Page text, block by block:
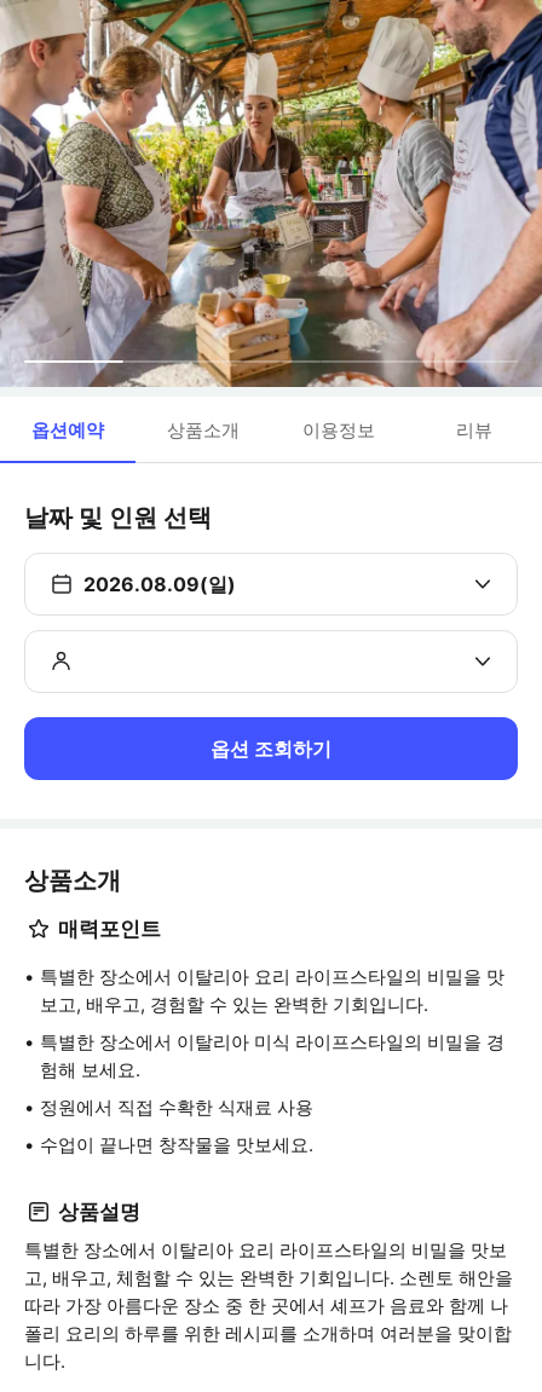
옵션예약 상품소개 이용정보 리뷰
날짜 및 인원 선택
2026.08.09(일)
옵션 조회하기
상품소개
매력포인트
특별한 장소에서 이탈리아 요리 라이프스타일의 비밀을 맛
보고, 배우고, 경험할 수 있는 완벽한 기회입니다.
특별한 장소에서 이탈리아 미식 라이프스타일의 비밀을 경
험해 보세요.
정원에서 직접 수확한 식재료 사용
수업이 끝나면 창작물을 맛보세요.
상품설명
특별한 장소에서 이탈리아 요리 라이프스타일의 비밀을 맛보
고, 배우고, 체험할 수 있는 완벽한 기회입니다. 소렌토 해안을
따라 가장 아름다운 장소 중 한 곳에서 셰프가 음료와 함께 나
폴리 요리의 하루를 위한 레시피를 소개하며 여러분을 맞이합
니다.